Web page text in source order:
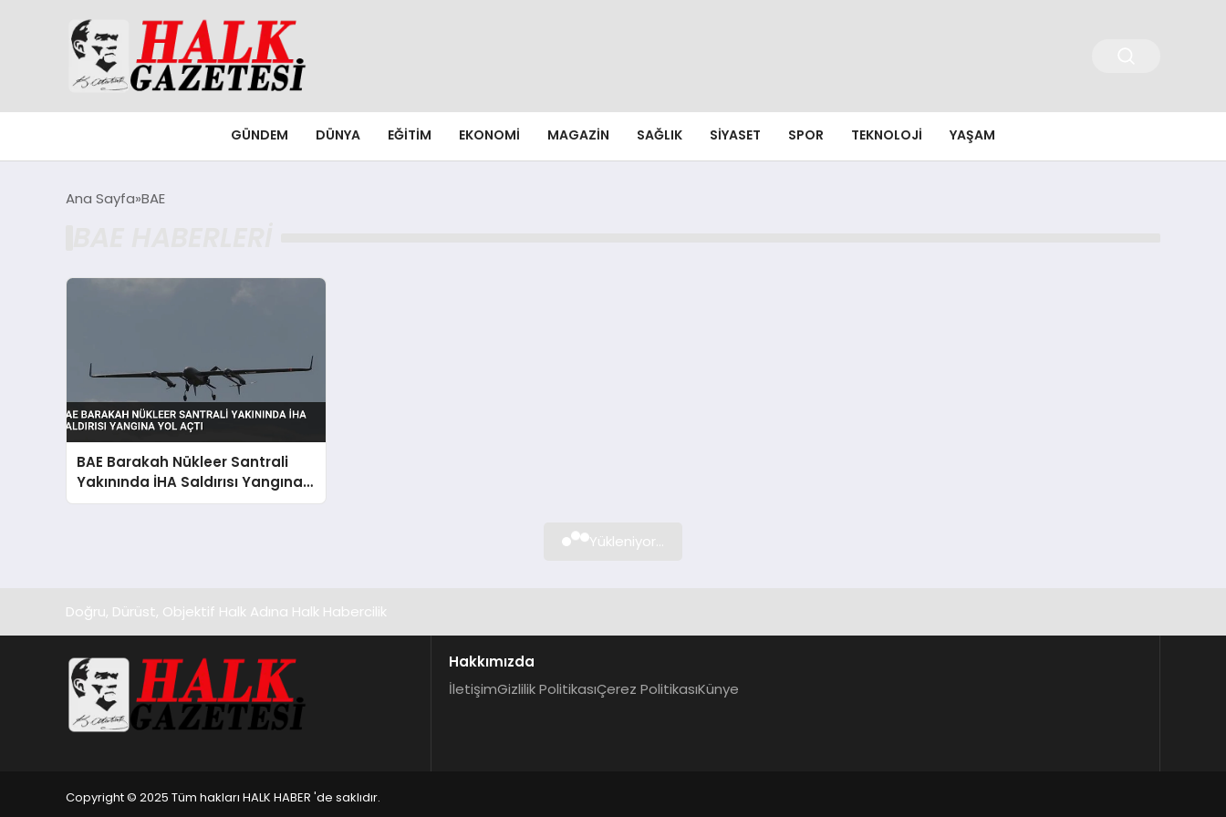
GÜNDEM DÜNYA EĞITIM EKONOMI MAGAZIN SAĞLIK SIYASET SPOR TEKNOLOJI YAŞAM
Ana Sayfa BAE
BAE Barakah Nükleer Santrali
Yakınında İHA Saldırısı Yangına
Yol Açtı
Yükleniyor...
Doğru, Dürüst, Objektif Halk Adına Halk Habercilik
Hakkımızda
İletişimGizlilik PolitikasıÇerez PolitikasıKünye
Copyright © 2025 Tüm hakları HALK HABER 'de saklıdır.